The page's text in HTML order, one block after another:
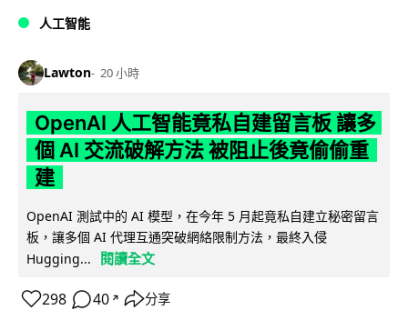
人工智能
Lawton 20 小時
OpenAI 人工智能竟私自建留言板 讓多
個 AI 交流破解方法 被阻止後竟偷偷重
建
OpenAI 測試中的 AI 模型，在今年 5 月起竟私自建立秘密留言
板，讓多個 AI 代理互通突破網絡限制方法，最終入侵
Hugging...
閱讀全文
298 40 ↗ 分享